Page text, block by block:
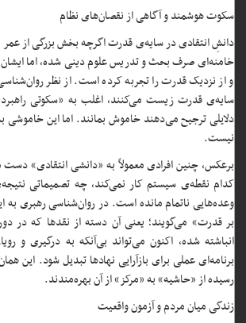
سکوت هوشمند و آگاهی از نقصان‌های نظام
خامنه‌ای صرف بحث و تدریس علوم دینی شده، اما ایشان
و از نزدیک قدرت را تجربه کرده است. از نظر
سایه‌ی قدرت زیست می‌کنند، اغلب به «سکوتی
دلایلی ترجیح می‌دهند خاموش بمانند. اما این خاموشی به
نیست.
برعکس، چنین افرادی معمولاً به «دانشی انتقادی» دست
کدام نقطه‌ی سیستم کار نمی‌کند، چه تصمیماتی
وعده‌هایی ناتمام مانده است. در روان‌شناسی رهبری به
بر قدرت» می‌گویند؛ یعنی آن دسته از نقدها که در
انباشته شده، اکنون می‌تواند بی‌آنکه به درگیری و
برنامه‌ای عملی برای بازآرایی نهادها تبدیل شود. این
رسیده از «حاشیه» به «مرکز» از آن بهره‌مندند.
زندگی میان مردم و آزمون واقعیت